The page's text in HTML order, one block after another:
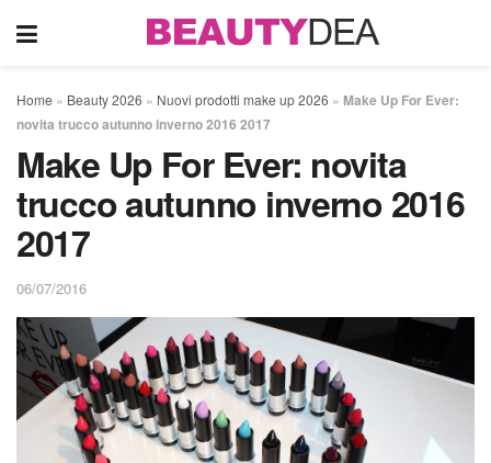
Home » Beauty 2026 » Nuovi prodotti make up 2026 » Make Up For Ever:
novita trucco autunno inverno 2016 2017
Make Up For Ever: novita
trucco autunno inverno 2016
2017
06/07/2016